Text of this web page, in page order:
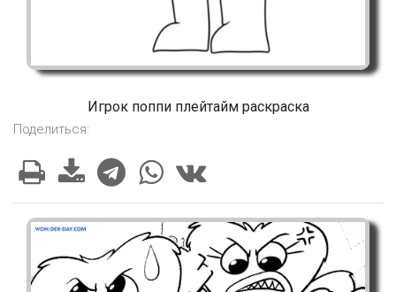
Игрок поппи плейтайм раскраска
Поделиться: